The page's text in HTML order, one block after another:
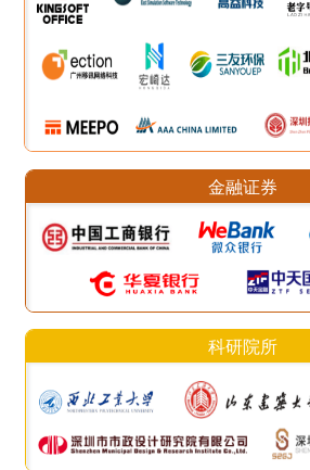
金融证券
科研院所